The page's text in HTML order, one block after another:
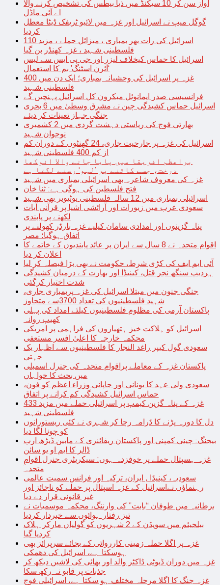
آواز سن کر 10 سیکنڈ میں ذیا بیطس کی تشخیص کرنے والا
اے آئی ماڈل
گوگل میپ نے اسرائیل اور غزہ میں لائیو ٹریفک ڈیٹا معطل
کردیا
اسرائیل کی رات بھر بمباری ، میزائل حملے ، مزید 110
فلسطینی شہید ، غزہ کھنڈر بن گیا
اسرائیل کا حماس کیخلاف لیزر اور جی پی ایس سے لیس
‘آئرن اسٹنگ’ بم کا استعمال
غزہ پر اسرائیل کی وحشیانہ بمباری؛ ایک دن میں 400
فلسطینی شہید
فرانسیسی صدر ایمانوئل میکرون کل اسرائیل پہنچیں گے
اسرائیل حماس کشیدگی چین نے مشرق وسطیٰ میں 6 بحری
جنگی جہاز تعینات کر دیئے
بھارتی فوج کی ریاستی دہشت گردی میں 2 کشمیری
نوجوان شہید
اسرائیل کی غزہ پر جارحیت جاری، 24 گھنٹوں کے دوران کم
از کم 400 فلسطینی شہید
براعظم افریقا میں پایا جانے والا انوکھا
درخت، جسے کاٹنے پر ’لہو‘ رسنے لگتا ہے
غزہ کی معروف شاعرہ بھی اسرائیلی بمباری میں شہید
فتح فلسطین کی ہوگی ہے: ثنا خان
اسرائیلی بمباری میں 12 سالہ فلسطینی یوٹیوبر بھی شہید
سعودی عرب میں زیورات اور آرائشی اشیا پر قرآنی آیات
لکھنے پر پابندی
پناہ گزینوں اور امدادی سامان کیلیے غزہ بارڈر کھولنے پر
اتفاق ہوگیا؛ مصر
اقوام متحدہ نے 8 سال سے ایران پر عائد پابندیوں کے خاتمے کا
اعلان کر دیا
آئی ایم ایف کی کڑی شرط، حکومت نے بھی بڑا فیصلہ کر لیا
ہردیپ سنگھ نجر قتل، کینیڈا اور بھارت کے درمیان کشیدگی
شدت اختیار کرگئی
جنگی جنون میں مبتلا اسرائیل کی غزہ پربمباری جاری،
شہید فلسطینیوں کی تعداد 3700سے متجاوز
پاکستان آرمی کی مظلوم فلسطینیوں کیلئے امداد کی پہلی
کھیپ روانہ
اسرائیل کو ہلاکت خیز ہتھیاروں کی فراہمی پر امریکی
محکمہ خارجہ کا اعلیٰ افسر مستعفی
سعودی گول کیپر راغد النجار کا فلسطینیوں سے اظہار یک
جہتی
پاکستان غزہ کے معاملے پراقوام متحدہ کی جنرل اسمبلی
میں بحث کا خواہاں
سعودی ولی عہد کا یونانی اور جاپانی وزراء اعظم کو فون،
حماس اسرائیل کشیدگی کم کرانے پر اتفاق
غزہ کے پناہ گزین کیمپ پر اسرائیلی حملے میں مزید 433
فلسطینی شہید
دل کا دورہ پڑنے کا ڈرامہ رچا کر شہری نے کئی ریستورانوں
کو چونا لگا دیا
بیجنگ: چینی کمپنی اور پاکستان ریفائنری کے مابین ڈیڑھ ارب
ڈالر کا ایم او یو سائن
غزہ ہسپتال حملے پر خوفزدہ ہوں: سیکریٹری جنرل اقوامِ
متحدہ
سعودیہ، کینیڈا , ایران، ترکیہ اور فرانس سمیت عالمی
رہنماؤں نےاسرائیل کے غزہ اسپتال پر حملے کو ناجائز اور
غیر قانونی قرار دے دیا
برطانیہ میں طوفان “بابت” کی وارننگ، محکمہ موسمیات نے
تیز رفتار ہوائوں سے خبردار کردیا
بیلجیئم میں سویڈن کے 2 شہریوں کو گولیاں مارکر ہلاک
کردیا گیا
غزہ پر اگلا حملہ زمینی کارروائی کے بجائے سرپرائز بھی
ہوسکتا ہے، اسرائیل کی دھمکی
غزہ میں دوران ڈیوٹی ڈاکٹر والد اور بھائی کی لاشیں دیکھ کر
جذبات پر قابو نہ رکھ سکا
غزہ جنگ کا اگلا مرحلہ مختلف ہو سکتا ہے، اسرائیلی فوج